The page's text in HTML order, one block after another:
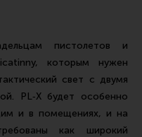
пистолетов и
которым нужен
свет с двумя
PL‑X будет особенно
и в помещениях, и на
как широкий